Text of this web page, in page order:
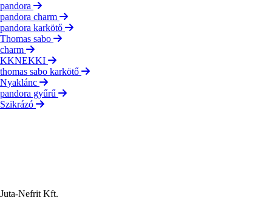
pandora
pandora charm
pandora karkötő
Thomas sabo
charm
KKNEKKI
thomas sabo karkötő
Nyaklánc
pandora gyűrű
Szikrázó
Juta-Nefrit Kft.